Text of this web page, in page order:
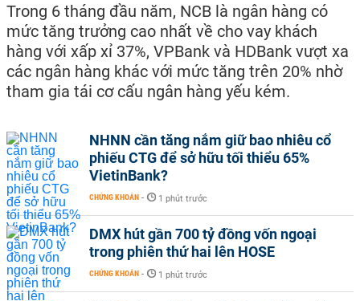
Trong 6 tháng đầu năm, NCB là ngân hàng có
mức tăng trưởng cao nhất về cho vay khách
hàng với xấp xỉ 37%, VPBank và HDBank vượt xa
các ngân hàng khác với mức tăng trên 20% nhờ
tham gia tái cơ cấu ngân hàng yếu kém.
NHNN cần tăng nắm giữ bao nhiêu cổ
phiếu CTG để sở hữu tối thiểu 65%
VietinBank?
CHỨNG KHOÁN - 1 phút trước
DMX hút gần 700 tỷ đồng vốn ngoại
trong phiên thứ hai lên HOSE
CHỨNG KHOÁN - 1 phút trước